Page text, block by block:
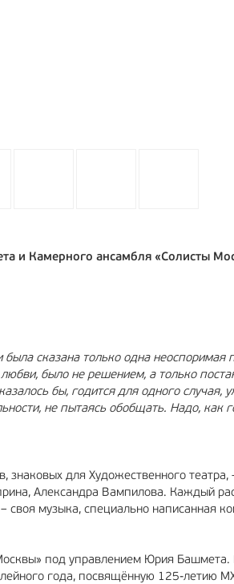
и Камерного ансамбля «Солисты
сказана только одна неоспоримая
было не решением, а только
бы, годится для одного случая,
не пытаясь обобщать. Надо, как
знаковых для Художественного
Александра Вампилова. Каждый
своя музыка, специально написанная
под управлением Юрия
года, посвящённую 125-летию